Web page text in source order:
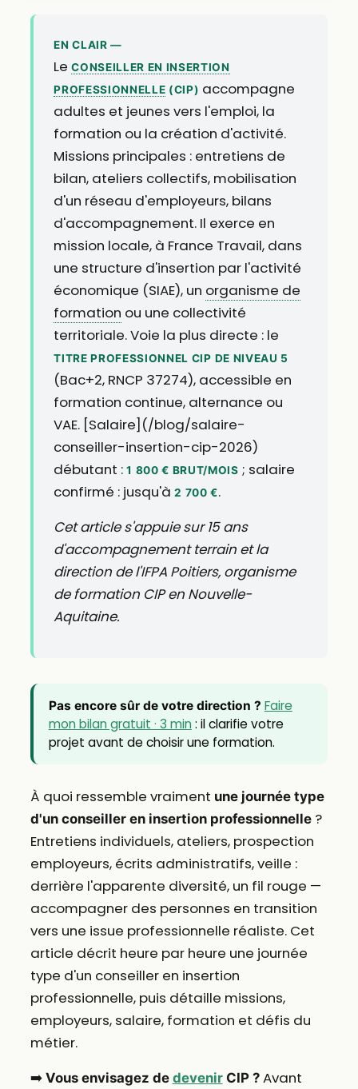
EN CLAIR —
LeCONSEILLER EN INSERTION
PROFESSIONNELLE (CIP) accompagne
adultes et jeunes vers l'emploi, la
formation ou la création d'activité.
Missions principales : entretiens de
bilan, ateliers collectifs, mobilisation
d'un réseau d'employeurs, bilans
d'accompagnement. Il exerce en
mission locale, à France Travail, dans
une structure d'insertion par l'activité
économique (SIAE), un organisme de
formation ou une collectivité
territoriale. Voie la plus directe : le
TITRE PROFESSIONNEL CIP DE NIVEAU 5
(Bac+2, RNCP 37274), accessible en
formation continue, alternance ou
VAE. [Salaire](/blog/salaire-
conseiller-insertion-cip-2026)
débutant :1 800 € BRUT/MOIS ; salaire
confirmé : jusqu'à2 700 €.
Cet article s'appuie sur 15 ans
d'accompagnement terrain et la
direction de l'IFPA Poitiers, organisme
de formation CIP en Nouvelle-
Aquitaine.
Pas encore sûr de votre direction ? Faire
mon bilan gratuit · 3 min: il clarifie votre
projet avant de choisir une formation.
À quoi ressemble vraiment une journée type
d'un conseiller en insertion professionnelle?
Entretiens individuels, ateliers, prospection
employeurs, écrits administratifs, veille :
derrière l'apparente diversité, un fil rouge —
accompagner des personnes en transition
vers une issue professionnelle réaliste. Cet
article décrit heure par heure une journée
type d'un conseiller en insertion
professionnelle, puis détaille missions,
employeurs, salaire, formation et défis du
métier.
➡️ Vous envisagez de devenirCIP ?Avant